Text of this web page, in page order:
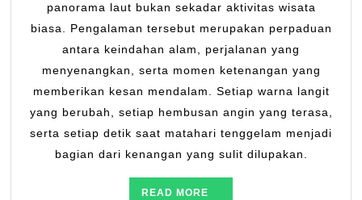
panorama laut bukan sekadar aktivitas wisata
biasa. Pengalaman tersebut merupakan perpaduan
antara keindahan alam, perjalanan yang
menyenangkan, serta momen ketenangan yang
memberikan kesan mendalam. Setiap warna langit
yang berubah, setiap hembusan angin yang terasa,
serta setiap detik saat matahari tenggelam menjadi
bagian dari kenangan yang sulit dilupakan.
READ MORE